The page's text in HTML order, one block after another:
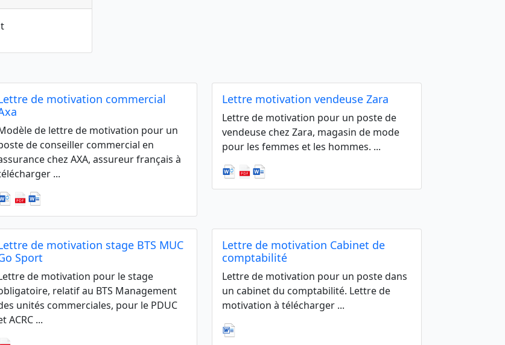
de motivation commercial
de lettre de motivation pour un
de conseiller commercial en
chez AXA, assureur français à
...
Lettre motivation vendeuse Zara
Lettre de motivation pour un poste de
vendeuse chez Zara, magasin de mode
pour les femmes et les hommes. ...
de motivation stage BTS MUC
Sport
de motivation pour le stage
relatif au BTS Management
unités commerciales, pour le PDUC
ACRC ...
Lettre de motivation Cabinet de
comptabilité
Lettre de motivation pour un poste dans
un cabinet du comptabilité. Lettre de
motivation à télécharger ...